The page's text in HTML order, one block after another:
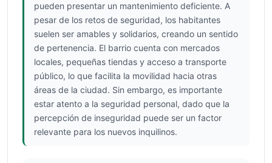
pueden presentar un mantenimiento deficiente. A
pesar de los retos de seguridad, los habitantes
suelen ser amables y solidarios, creando un sentido
de pertenencia. El barrio cuenta con mercados
locales, pequeñas tiendas y acceso a transporte
público, lo que facilita la movilidad hacia otras
áreas de la ciudad. Sin embargo, es importante
estar atento a la seguridad personal, dado que la
percepción de inseguridad puede ser un factor
relevante para los nuevos inquilinos.